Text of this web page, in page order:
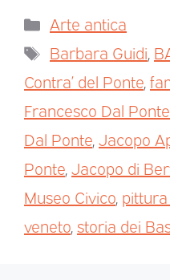
Arte antica
Barbara Guidi,
Contra’ del Ponte,
Francesco Dal
Dal Ponte,Jacopo
Ponte,Jacopo di
Museo Civico,
veneto,storia dei